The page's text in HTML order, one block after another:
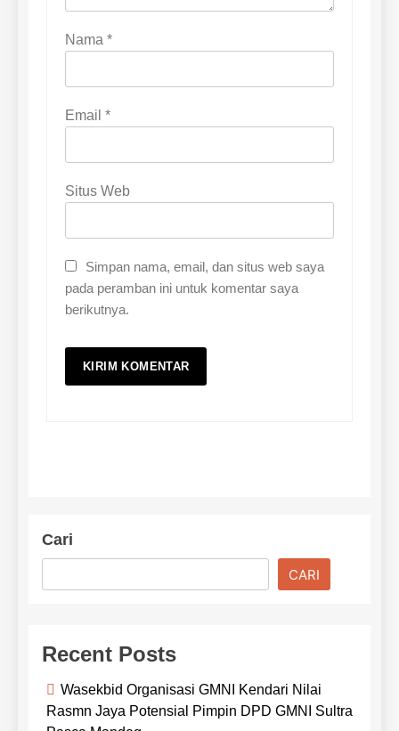
Nama *
Email *
Situs Web
Simpan nama, email, dan situs web saya
pada peramban ini untuk komentar saya
berikutnya.
Cari
CARI
Recent Posts
Wasekbid Organisasi GMNI Kendari Nilai
Rasmn Jaya Potensial Pimpin DPD GMNI Sultra